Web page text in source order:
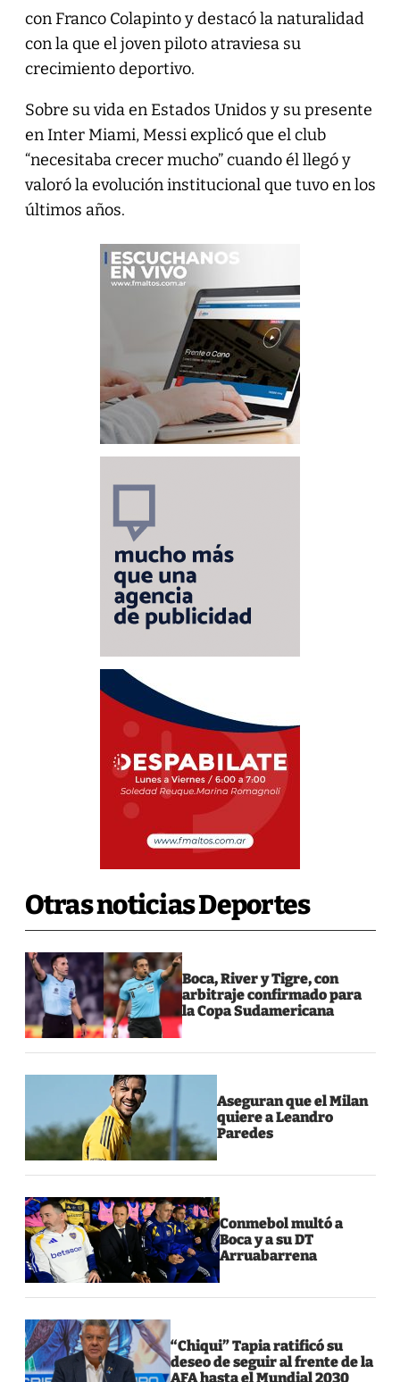
con Franco Colapinto y destacó la naturalidad
con la que el joven piloto atraviesa su
crecimiento deportivo.
Sobre su vida en Estados Unidos y su presente
en Inter Miami, Messi explicó que el club
“necesitaba crecer mucho” cuando él llegó y
valoró la evolución institucional que tuvo en los
últimos años.
Otras noticias Deportes
Boca, River y Tigre, con
arbitraje confirmado para
la Copa Sudamericana
Aseguran que el Milan
quiere a Leandro
Paredes
Conmebol multó a
Boca y a su DT
Arruabarrena
“Chiqui” Tapia ratificó su
deseo de seguir al frente de la
AFA hasta el Mundial 2030